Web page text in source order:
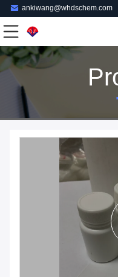
ankiwang@whdschem.com